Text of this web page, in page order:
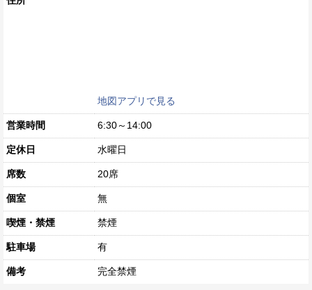
地図アプリで見る
営業時間 6:30～14:00
定休日 水曜日
席数 20席
個室 無
喫煙・禁煙 禁煙
駐車場 有
備考 完全禁煙